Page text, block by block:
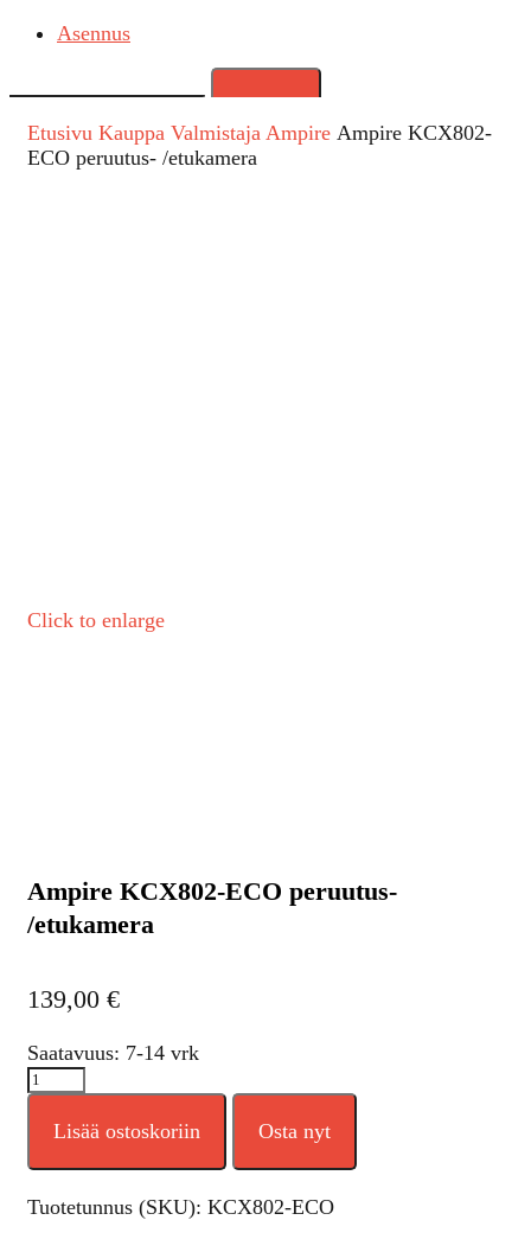
Asennus
Etusivu Kauppa Valmistaja Ampire Ampire KCX802-
ECO peruutus- /etukamera
Click to enlarge
Ampire KCX802-ECO peruutus-
/etukamera
139,00 €
Saatavuus: 7-14 vrk
Lisää ostoskoriin Osta nyt
Tuotetunnus (SKU): KCX802-ECO